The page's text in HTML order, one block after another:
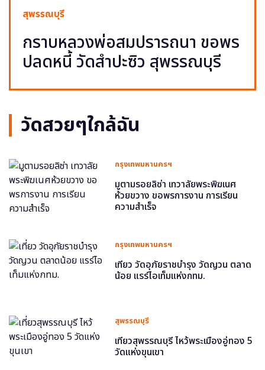
สุพรรณบุรี
กราบหลวงพ่อสมปรารถนา ขอพร
ปลดหนี้ วัดสำปะซิว สุพรรณบุรี
วัดสวยๆใกล้ฉัน
กรุงเทพมหานครฯ
มูตามรอยลิซ่า เทวาลัยพระพิฆเนศ
ห้วยขวาง ขอพรการงาน การเรียน
ความสำเร็จ
กรุงเทพมหานครฯ
เที่ยว วัดอุภัยราชบำรุง วัดญวน ตลาด
น้อย แรร์ไอเท็มแห่งกทม.
สุพรรณบุรี
เที่ยวสุพรรณบุรี ไหว้พระเมืองอู่ทอง 5
วัดแห่งขุนเขา